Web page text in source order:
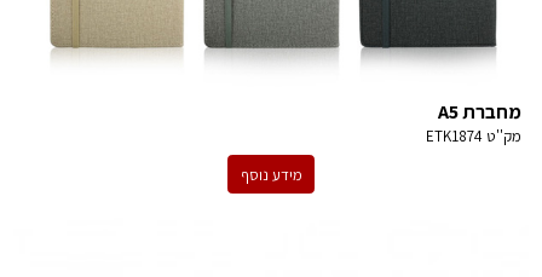
מחברת A5
מק''טETK1874
מידע נוסף